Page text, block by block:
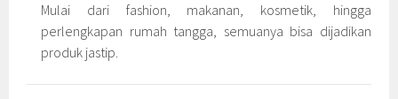
Mulai dari fashion, makanan, kosmetik, hingga
perlengkapan rumah tangga, semuanya bisa dijadikan
produk jastip.